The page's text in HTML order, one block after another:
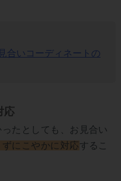
合いコーディネートの
応
たとしても、お見合い
にこやかに対応するこ